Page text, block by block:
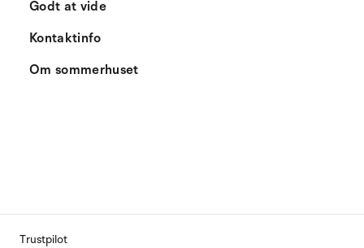
Godt at vide
Kontaktinfo
Om sommerhuset
Trustpilot